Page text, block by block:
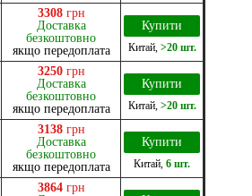
3308 грн
Доставка
безкоштовно
якщо передоплата
Купити
Китай, >20 шт.
3250 грн
Доставка
безкоштовно
якщо передоплата
Купити
Китай, >20 шт.
3138 грн
Доставка
безкоштовно
якщо передоплата
Купити
Китай 6 шт.
3864 грн